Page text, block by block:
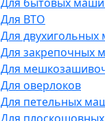
Для бытовых
Для ВТО
Для
Для закрепочных
Для
Для оверлоков
Для петельных